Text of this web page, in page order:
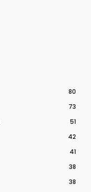
80
73
51
42
41
38
38